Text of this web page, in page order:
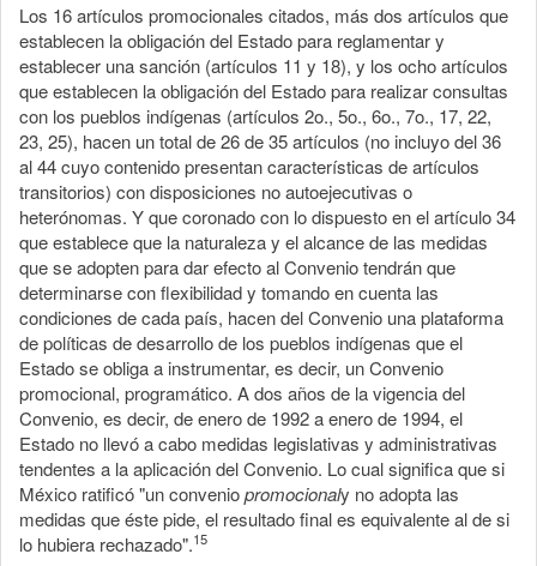
Los 16 artículos promocionales citados, más dos artículos que
establecen la obligación del Estado para reglamentar y
establecer una sanción (artículos 11 y 18), y los ocho artículos
que establecen la obligación del Estado para realizar consultas
con los pueblos indígenas (artículos 2o., 5o., 6o., 7o., 17, 22,
23, 25), hacen un total de 26 de 35 artículos (no incluyo del 36
al 44 cuyo contenido presentan características de artículos
transitorios) con disposiciones no autoejecutivas o
heterónomas. Y que coronado con lo dispuesto en el artículo 34
que establece que la naturaleza y el alcance de las medidas
que se adopten para dar efecto al Convenio tendrán que
determinarse con flexibilidad y tomando en cuenta las
condiciones de cada país, hacen del Convenio una plataforma
de políticas de desarrollo de los pueblos indígenas que el
Estado se obliga a instrumentar, es decir, un Convenio
promocional, programático. A dos años de la vigencia del
Convenio, es decir, de enero de 1992 a enero de 1994, el
Estado no llevó a cabo medidas legislativas y administrativas
tendentes a la aplicación del Convenio. Lo cual significa que si
México ratificó "un conveniopromocionaly no adopta las
medidas que éste pide, el resultado final es equivalente al de si
lo hubiera rechazado".15